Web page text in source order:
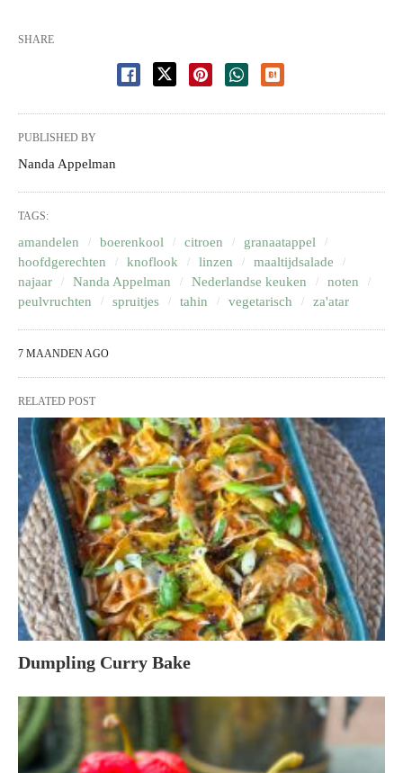
SHARE
PUBLISHED BY
Nanda Appelman
TAGS:
amandelen boerenkool citroen
granaatappel
hoofdgerechten
knoflook linzen
maaltijdsalade
najaar
Nanda Appelman Nederlandse keuken
noten
peulvruchten
spruitjes tahin vegetarisch za'atar
7 MAANDEN AGO
RELATED POST
Dumpling Curry Bake